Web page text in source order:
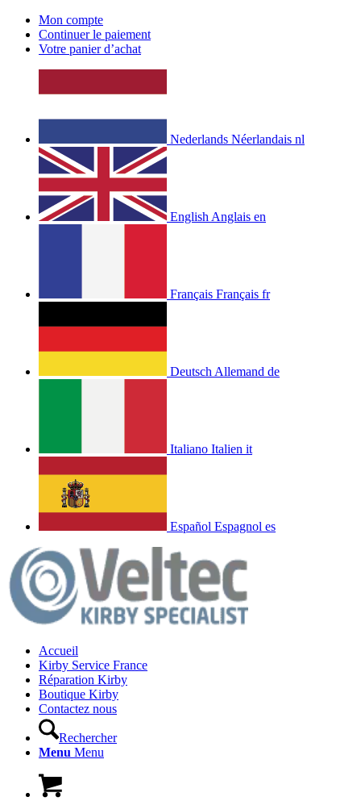
Mon compte
Continuer le paiement
Votre panier d’achat
Nederlands Néerlandais nl
English Anglais en
Français Français fr
Deutsch Allemand de
Italiano Italien it
Español Espagnol es
Accueil
Kirby Service France
Réparation Kirby
Boutique Kirby
Contactez nous
Rechercher
Menu Menu